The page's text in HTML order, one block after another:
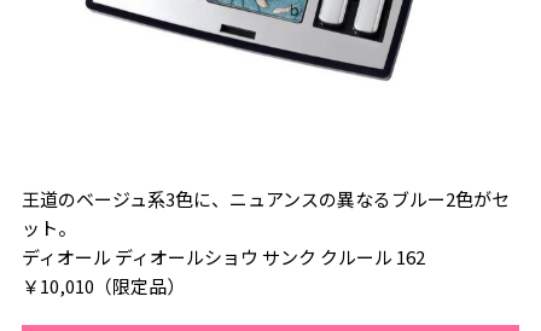
王道のベージュ系3色に、ニュアンスの異なるブルー2色がセ
ット。
ディオール ディオールショウ サンク クルール 162
￥10,010（限定品）